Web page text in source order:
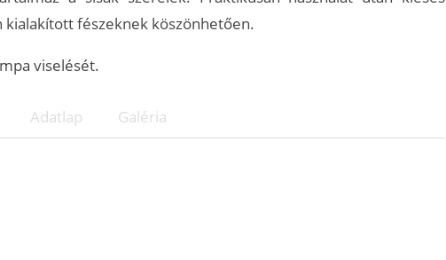
fészeknek köszönhetően.
viselését.
Adatlap Galéria